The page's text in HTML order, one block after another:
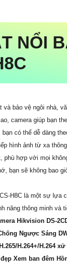
NỔI
bảo vệ ngôi nhà,
camera giúp bạn
có thể dễ dàng
hình ảnh từ xa
phù hợp với mọi
bạn sẽ không bao
H8C là một sự lựa
thông minh và
Hikvision DS-
Ngược Sáng
H.264+/H.264
Xem ban đêm